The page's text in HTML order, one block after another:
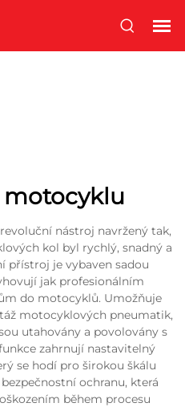
nástroj navržený tak,
kol byl rychlý, snadný a
přístroj je vybaven sadou
jak profesionálním
do motocyklů. Umožňuje
motocyklových pneumatik,
utahovány a povolovány s
zahrnují nastavitelný
se hodí pro širokou škálu
ochranu, která
během procesu